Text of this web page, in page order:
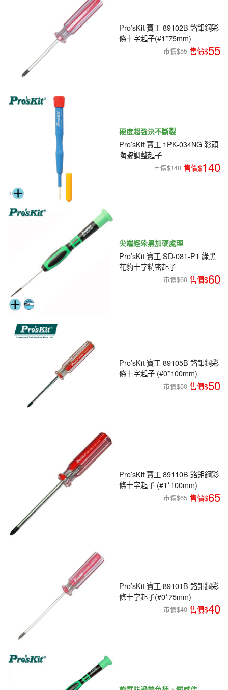
Pro’sKit 寶工 89102B 鉻鉬鋼彩
條十字起子(#1*75mm)
市價$55 55
硬度超強決不斷裂
Pro’sKit 寶工 1PK-034NG 彩頭
陶瓷調整起子
市價$140 140
尖端經染黑加硬處理
Pro’sKit 寶工 SD-081-P1 綠黑
花豹十字精密起子
市價$60 60
Pro’sKit 寶工 89105B 鉻鉬鋼彩
條十字起子 (#0*100mm)
市價$50 50
Pro’sKit 寶工 89110B 鉻鉬鋼彩
條十字起子 (#1*100mm)
市價$65 65
Pro’sKit 寶工 89101B 鉻鉬鋼彩
條十字起子(#0*75mm)
市價$40 40